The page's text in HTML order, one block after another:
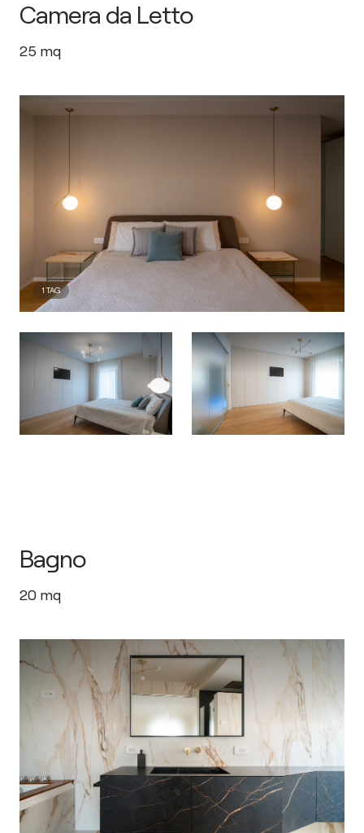
1TAG
Camera da Letto
25 mq
Bagno
20 mq